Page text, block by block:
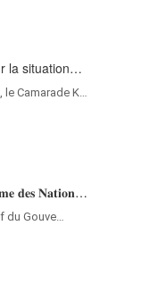
la situation…
Camarade K…
𝐝𝐞𝐬 𝐍𝐚𝐭𝐢𝐨𝐧…
du Gouve…